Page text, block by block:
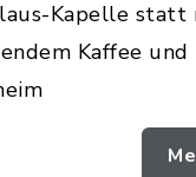
Kapelle statt
Kaffee und